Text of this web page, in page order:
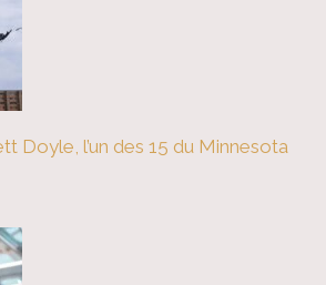
Doyle, l’un des 15 du Minnesota